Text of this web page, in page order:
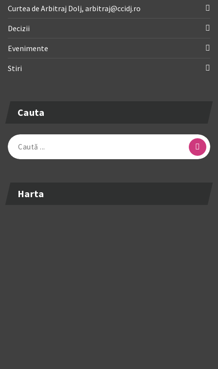
Curtea de Arbitraj Dolj, arbitraj@ccidj.ro
Decizii
Evenimente
Stiri
Cauta
Caută
după:
Harta